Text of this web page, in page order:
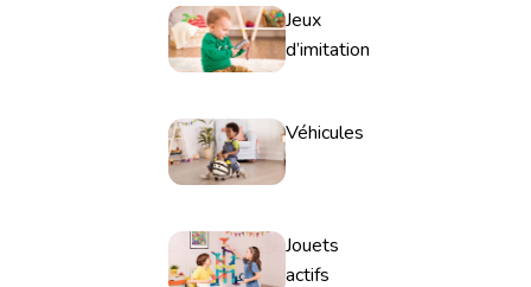
Jeux
d’imitation
Véhicules
Jouets
actifs